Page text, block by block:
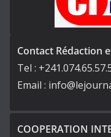
Contact Rédaction
Tel :
Email :
COOPERATION